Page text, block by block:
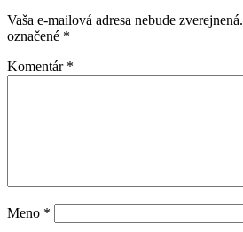
Vaša e-mailová adresa nebude zverejnená.
označené *
Komentár *
Meno *